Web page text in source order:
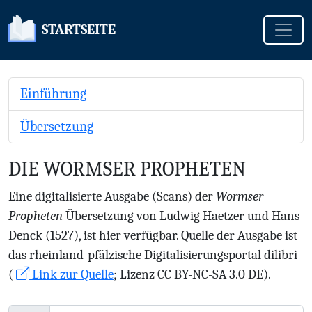
STARTSEITE
Einführung
Übersetzung
DIE WORMSER PROPHETEN
Eine digitalisierte Ausgabe (Scans) der Wormser
ProphetenÜbersetzung von Ludwig Haetzer und Hans
Denck (1527), ist hier verfügbar. Quelle der Ausgabe ist
das rheinland-pfälzische Digitalisierungsportal dilibri
(
Link zur Quelle; Lizenz CC BY-NC-SA 3.0 DE).